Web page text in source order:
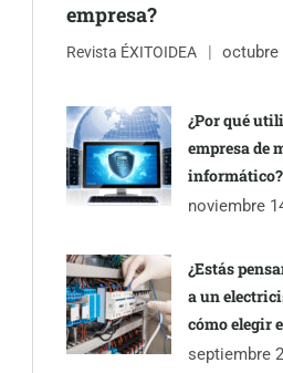
empresa?
Revista ÉXITOIDEA octubre
¿Por qué
empresa de
informático?
noviembre
¿Estás
a un
cómo elegir
septiembre